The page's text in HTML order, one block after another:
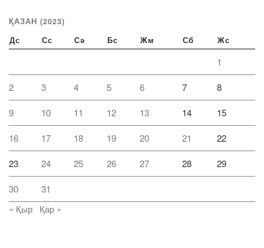
ҚАЗАН (2023)
Дс Сс Сә Бс Жм Сб Жс
1
2 3 4 5 6 7 8
9 10 11 12 13 14 15
16 17 18 19 20 21 22
23 24 25 26 27 28 29
30
31
« Қыр
Қар »